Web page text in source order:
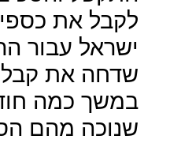
לקבל את
ישראל עבור
שדחה את
במשך כמה
שנוכה מהם